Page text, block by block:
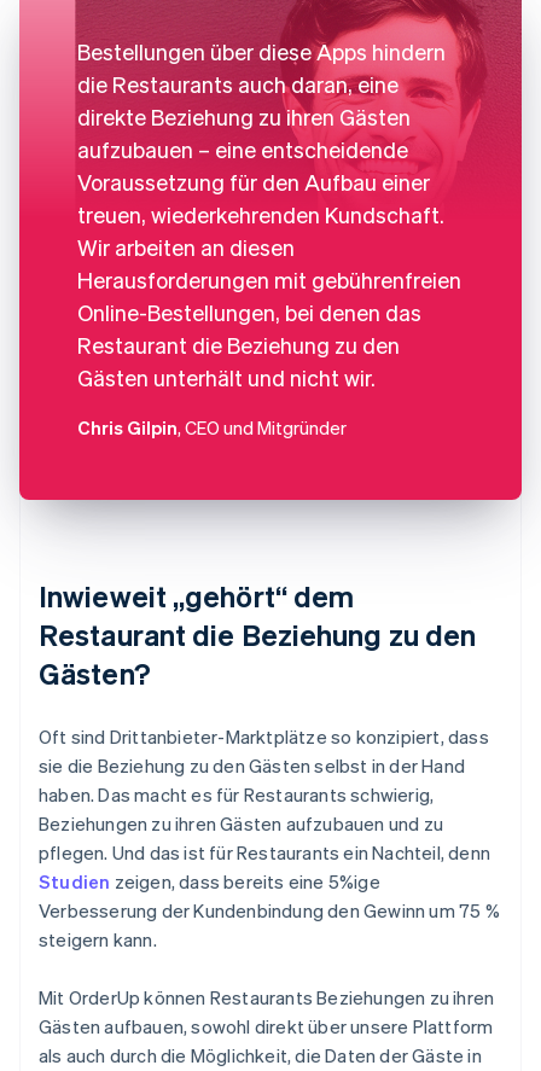
Bestellungen über diese Apps hindern
die Restaurants auch daran, eine
direkte Beziehung zu ihren Gästen
aufzubauen – eine entscheidende
Voraussetzung für den Aufbau einer
treuen, wiederkehrenden Kundschaft.
Wir arbeiten an diesen
Herausforderungen mit gebührenfreien
Online-Bestellungen, bei denen das
Restaurant die Beziehung zu den
Gästen unterhält und nicht wir.
Chris Gilpin, CEO und Mitgründer
Inwieweit „gehört“ dem
Restaurant die Beziehung zu den
Gästen?
Oft sind Drittanbieter-Marktplätze so konzipiert, dass
sie die Beziehung zu den Gästen selbst in der Hand
haben. Das macht es für Restaurants schwierig,
Beziehungen zu ihren Gästen aufzubauen und zu
pflegen. Und das ist für Restaurants ein Nachteil, denn
Studien zeigen, dass bereits eine 5%ige
Verbesserung der Kundenbindung den Gewinn um 75 %
steigern kann.
Mit OrderUp können Restaurants Beziehungen zu ihren
Gästen aufbauen, sowohl direkt über unsere Plattform
als auch durch die Möglichkeit, die Daten der Gäste in